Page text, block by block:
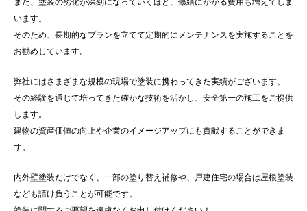
また、塗装の劣化が深刻になっていくほど、修繕にかかる費用も増えてしま
います。
そのため、長期的なプランを立てて定期的にメンテナンスを実施することを
お勧めしています。
弊社にはさまざまな規模の現場で塗装に携わってきた実績がございます。
その経験を通じて培ってきた確かな技術を活かし、安全第一の施工をご提供
します。
建物の資産価値の向上や企業のイメージアップにも貢献することができま
す。
内外壁塗装だけでなく、一部の塗り替え補修や、戸建住宅の場合は屋根塗装
なども請け負うことが可能です。